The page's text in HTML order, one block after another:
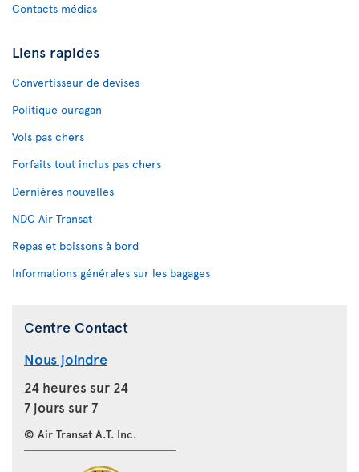
Contacts médias
Liens rapides
Convertisseur de devises
Politique ouragan
Vols pas chers
Forfaits tout inclus pas chers
Dernières nouvelles
NDC Air Transat
Repas et boissons à bord
Informations générales sur les bagages
Centre Contact
Nous joindre
24 heures sur 24
7 jours sur 7
© Air Transat A.T. Inc.